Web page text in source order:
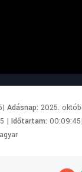
Adásnap:2025.
|Időtartam: